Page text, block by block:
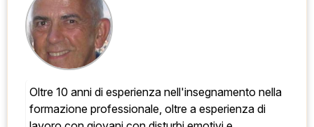
Oltre 10 anni di esperienza nell'insegnamento nella
formazione professionale, oltre a esperienza di